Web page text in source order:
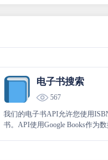
电子书搜索
567
我们的电子书API允许您使用
书。API使用Google Books作为数